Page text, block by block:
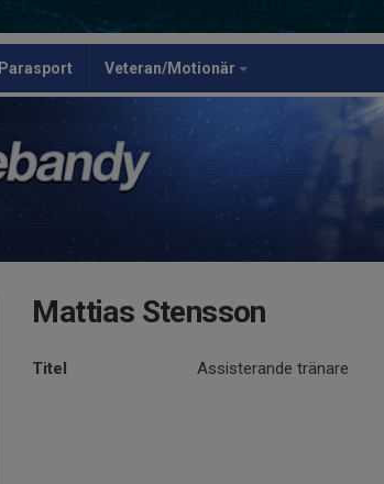
Parasport Veteran/Motionär
Mattias Stensson
Titel Assisterande tränare